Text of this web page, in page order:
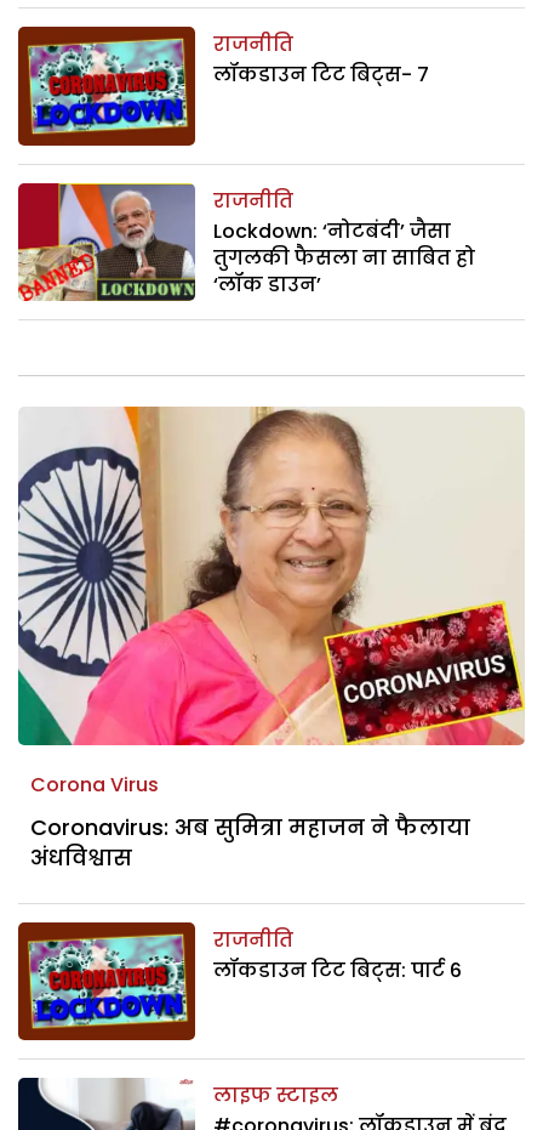
राजनीति
लॉकडाउन टिट बिट्स- 7
राजनीति
Lockdown: ‘नोटबंदी’ जैसा
तुगलकी फैसला ना साबित हो
‘लॉक डाउन’
Corona Virus
Coronavirus: अब सुमित्रा महाजन ने फैलाया
अंधविश्वास
राजनीति
लॉकडाउन टिट बिट्स: पार्ट 6
लाइफ स्टाइल